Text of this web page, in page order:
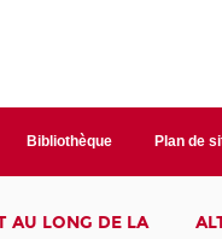
Bibliothèque Plan de
AU LONG DE LA